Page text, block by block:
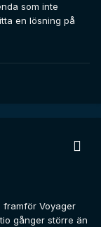
som inte
en lösning på
framför Voyager
gånger större än